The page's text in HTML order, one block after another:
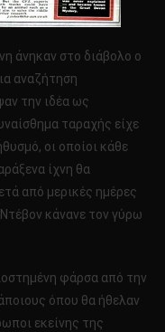
άνηκαν στο διάβολο ο
αναζήτηση
την ιδέα ως
ταραχής είχε
οι οποίοι κάθε
ίχνη θα
από μερικές ημέρες
κάνανε τον γύρω
φάρσα από την
όπου θα ήθελαν
εκείνης της